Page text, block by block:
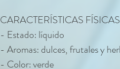
CARACTERÍSTICAS
- Estado: líquido
- Aromas: dulces, frutales y
- Color: verde